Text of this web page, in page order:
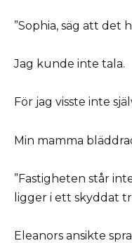
”Sophia, säg att det
Jag kunde inte tala.
För jag visste inte
Min mamma
”Fastigheten står
ligger i ett skyddat
Eleanors ansikte